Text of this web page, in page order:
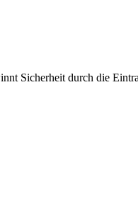
Sicherheit durch die